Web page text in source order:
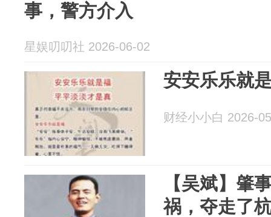
事，警方介入
星娱叨叨社 2026-06-02
安安乐乐就
财经小小白 2026-
【吴斌】肇
祸，夺走了